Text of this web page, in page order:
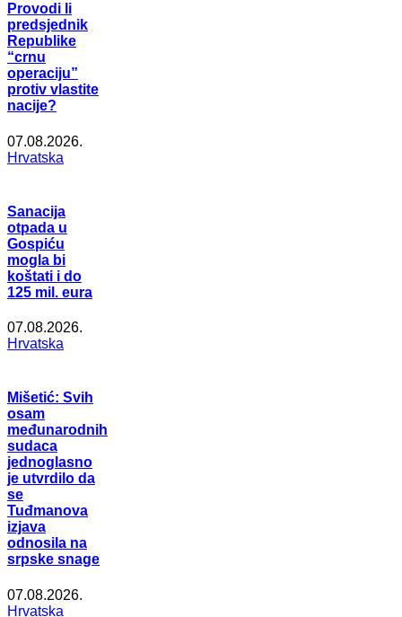
Provodi li
predsjednik
Republike
“crnu
operaciju”
protiv vlastite
nacije?
07.08.2026.
Hrvatska
Sanacija
otpada u
Gospiću
mogla bi
koštati i do
125 mil. eura
07.08.2026.
Hrvatska
Mišetić: Svih
osam
međunarodnih
sudaca
jednoglasno
je utvrdilo da
se
Tuđmanova
izjava
odnosila na
srpske snage
07.08.2026.
Hrvatska